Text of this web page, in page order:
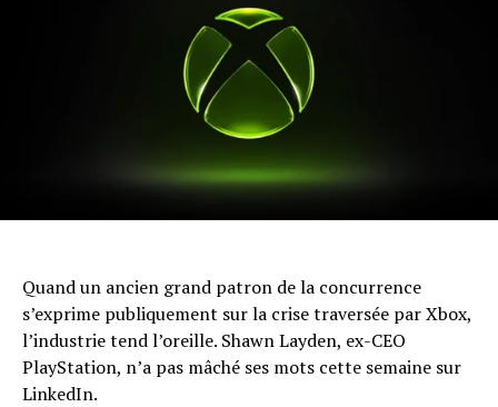
Quand un ancien grand patron de la concurrence
s’exprime publiquement sur la crise traversée par Xbox,
l’industrie tend l’oreille. Shawn Layden, ex-CEO
PlayStation, n’a pas mâché ses mots cette semaine sur
LinkedIn.